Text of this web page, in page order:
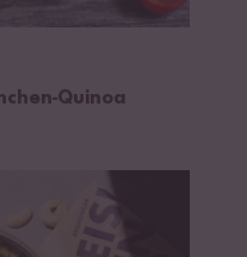
Quinoa